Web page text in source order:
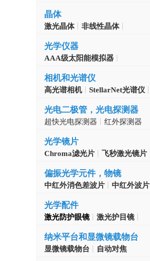
晶体
激光晶体
非线性晶体
光学仪器
AAA级太阳能模拟器
相机和光谱仪
高光谱相机 StellarNet光谱仪
光电二极管，光电探测器
超快光电探测器 红外探测器
光学镜片
Chroma滤光片 飞秒激光镜片
偏振光学元件，物镜
中红外消色差波片 中红外波片
光学配件
激光防护眼镜 激光护目镜
纳米平台和显微镜载物台
显微镜载物台 自动对焦